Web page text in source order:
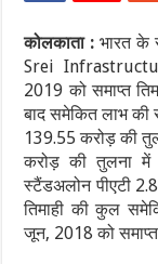
कोलकाता : भारत के
Srei
2019 को समाप्त
बाद समेकित लाभ की
139.55 करोड़ की
करोड़ की तुलना में
स्टैंडअलोन पीएटी
तिमाही की कुल
जून, 2018 को समाप्त